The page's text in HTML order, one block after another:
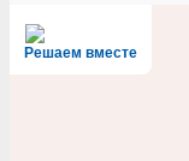
Решаем вместе